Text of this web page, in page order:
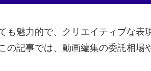
魅力的で、クリエイティブな
記事では、動画編集の委託相